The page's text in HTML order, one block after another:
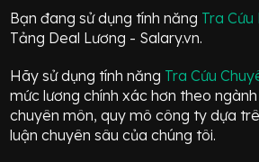
Bạn đang sử dụng tính năng Tra Cứu
Tảng Deal Lương - Salary.vn.
Hãy sử dụng tính năng Tra Cứu
mức lương chính xác hơn theo
chuyên môn, quy mô công ty dựa
luận chuyên sâu của chúng tôi.